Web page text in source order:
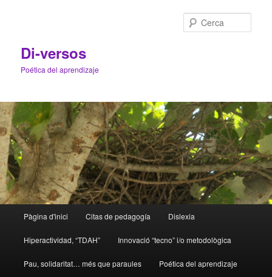
Di-versos
Poética del aprendizaje
Aneu
al
contingut
Aneu
al
contingut
Pàgina d'inici Citas de pedagogía Dislexia
Hiperactividad, “TDAH” Innovació “tecno” i/o metodològica
Pau, solidaritat… més que paraules Poética del aprendizaje